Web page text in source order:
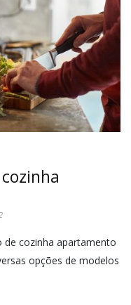
de cozinha apartamento
opções de modelos